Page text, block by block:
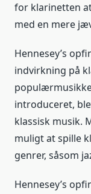
for klarinetten
med en mere
Hennesey’s
indvirkning på
introduceret,
klassisk musik.
muligt at spille
genrer, såsom
Hennesey’s